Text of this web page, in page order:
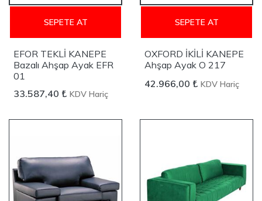
SEPETE AT
EFOR TEKLİ KANEPE
Bazalı Ahşap Ayak EFR
01
33.587,40 ₺ KDV Hariç
SEPETE AT
OXFORD İKİLİ KANEPE
Ahşap Ayak O 217
42.966,00 ₺ KDV Hariç